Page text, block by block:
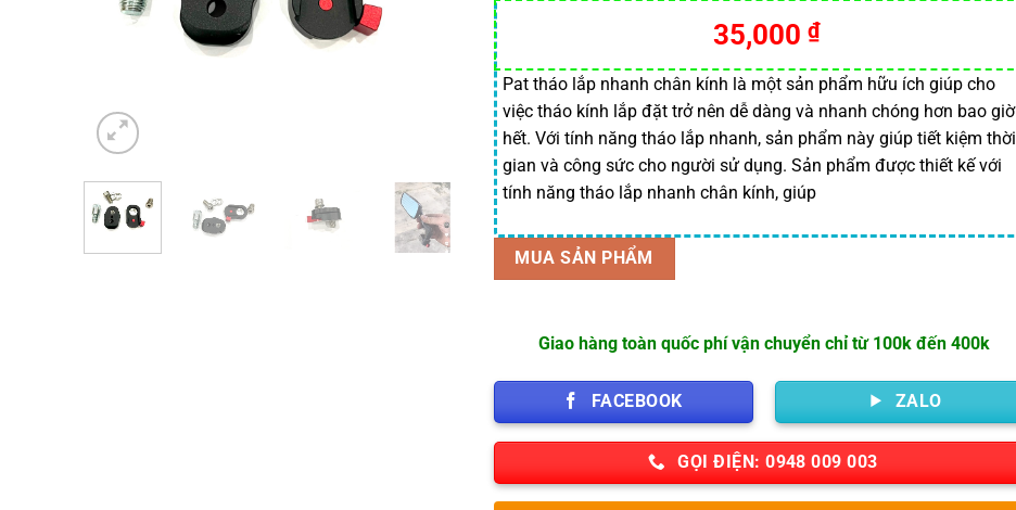
dựa trên
đánh giá
Giá
gốc
là:
40,000 ₫.
35,000₫Giá
hiện
tại
là:
35,000 ₫.
Pat tháo lắp nhanh chân kính là một sản phẩm hữu ích giúp cho
việc tháo kính lắp đặt trở nên dễ dàng và nhanh chóng hơn bao giờ
hết. Với tính năng tháo lắp nhanh, sản phẩm này giúp tiết kiệm thời
gian và công sức cho người sử dụng. Sản phẩm được thiết kế với
tính năng tháo lắp nhanh chân kính, giúp
MUA SẢN PHẨM
Giao hàng toàn quốc phí vận chuyển chỉ từ 100k đến 400k
FACEBOOK ZALO
GỌI ĐIỆN: 0948 009 003